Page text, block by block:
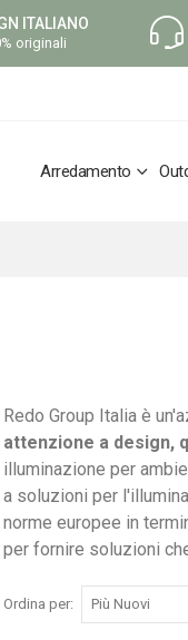
ITALIANO
originali
Arredamento
Redo Group Italia è
attenzione a design,
illuminazione per
a soluzioni per
norme europee in
per fornire soluzioni
Ordina per